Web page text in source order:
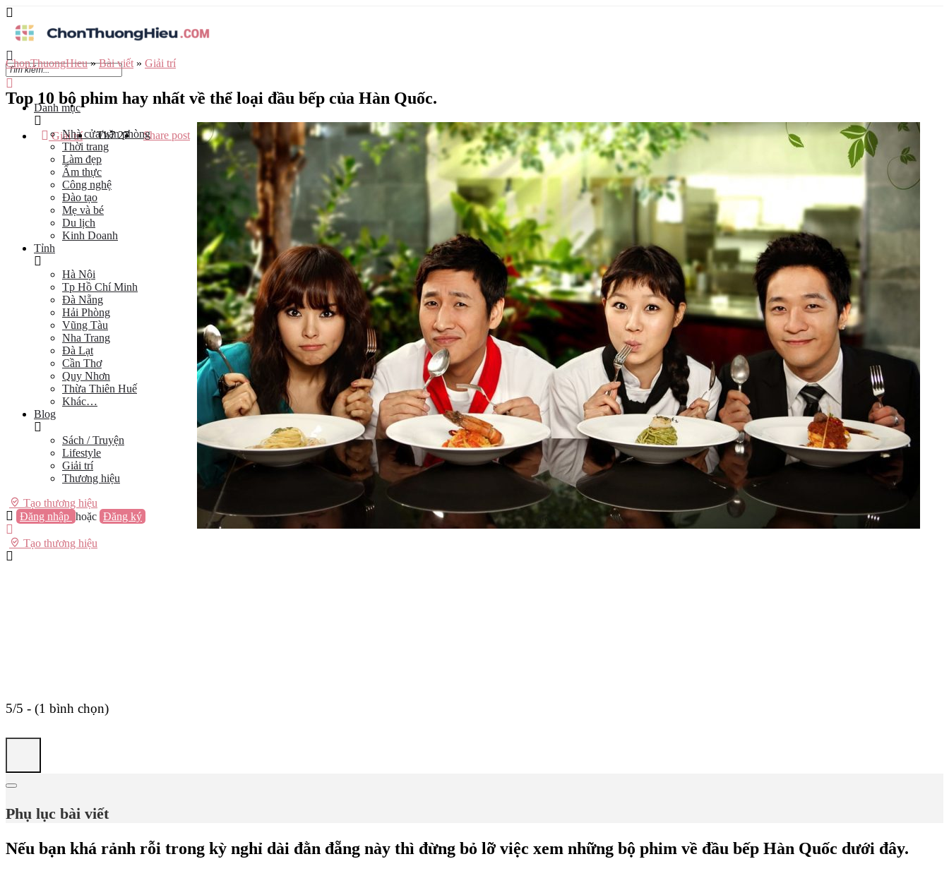
Danh mục
Nhà cửa/văn phòng
Thời trang
Làm đẹp
Ẩm thực
Công nghệ
Đào tạo
Mẹ và bé
Du lịch
Kinh Doanh
Tỉnh
Hà Nội
Tp Hồ Chí Minh
Đà Nẵng
Hải Phòng
Vũng Tàu
Nha Trang
Đà Lạt
Cần Thơ
Quy Nhơn
Thừa Thiên Huế
Khác…
Blog
Sách / Truyện
Lifestyle
Giải trí
Thương hiệu
Tạo thương hiệu
Đăng nhập hoặc Đăng ký
Tạo thương hiệu
ChonThuongHieu»Bài viết » Giải trí
Top 10 bộ phim hay nhất về thể loại đầu bếp của Hàn Quốc.
Giải trí Th7 27 Share post
5/5 - (1 bình chọn)
Phụ lục bài viết
Nếu bạn khá rảnh rỗi trong kỳ nghỉ dài đằn đẵng này thì đừng bỏ lỡ việc xem những bộ phim về đầu bếp Hàn Quốc dưới đây.